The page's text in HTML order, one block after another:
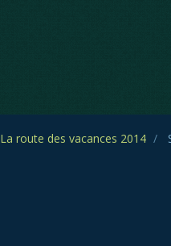
La route des vacances 2014